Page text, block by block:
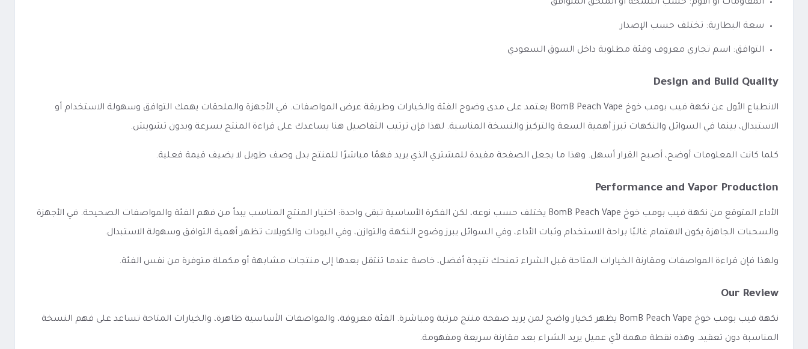
المقاومات أو الأوم: حسب النسخة أو الملحق المتوافق
سعة البطارية: تختلف حسب الإصدار
التوافق: اسم تجاري معروف وفئة مطلوبة داخل السوق السعودي
Design and Build Quality
الانطباع الأول عن نكهة فيب بومب خوخ BomB Peach Vape يعتمد على مدى وضوح الفئة والخيارات وطريقة عرض المواصفات. في الأجهزة والملحقات يهمك التوافق وسهولة الاستخدام أو
الاستبدال، بينما في السوائل والنكهات تبرز أهمية السعة والتركيز والنسخة المناسبة. لهذا فإن ترتيب التفاصيل هنا يساعدك على قراءة المنتج بسرعة وبدون تشويش.
كلما كانت المعلومات أوضح، أصبح القرار أسهل. وهذا ما يجعل الصفحة مفيدة للمشتري الذي يريد فهمًا مباشرًا للمنتج بدل وصف طويل لا يضيف قيمة فعلية.
Performance and Vapor Production
الأداء المتوقع من نكهة فيب بومب خوخ BomB Peach Vape يختلف حسب نوعه، لكن الفكرة الأساسية تبقى واحدة: اختيار المنتج المناسب يبدأ من فهم الفئة والمواصفات الصحيحة. في الأجهزة
والسحبات الجاهزة يكون الاهتمام غالبًا براحة الاستخدام وثبات الأداء، وفي السوائل يبرز وضوح النكهة والتوازن، وفي البودات والكويلات تظهر أهمية التوافق وسهولة الاستبدال.
ولهذا فإن قراءة المواصفات ومقارنة الخيارات المتاحة قبل الشراء تمنحك نتيجة أفضل، خاصة عندما تنتقل بعدها إلى منتجات مشابهة أو مكملة متوفرة من نفس الفئة.
Our Review
نكهة فيب بومب خوخ BomB Peach Vape يظهر كخيار واضح لمن يريد صفحة منتج مرتبة ومباشرة. الفئة معروفة، والمواصفات الأساسية ظاهرة، والخيارات المتاحة تساعد على فهم النسخة
المناسبة دون تعقيد. وهذه نقطة مهمة لأي عميل يريد الشراء بعد مقارنة سريعة ومفهومة.